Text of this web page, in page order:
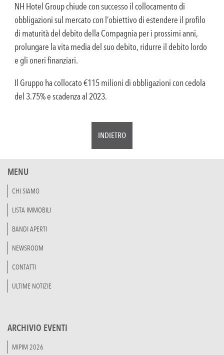
NH Hotel Group chiude con successo il collocamento di
obbligazioni sul mercato con l’obiettivo di estendere il profilo
di maturità del debito della Compagnia per i prossimi anni,
prolungare la vita media del suo debito, ridurre il debito lordo
e gli oneri finanziari.
Il Gruppo ha collocato €115 milioni di obbligazioni con cedola
del 3.75% e scadenza al 2023.
INDIETRO
MENU
CHI SIAMO
LISTA IMMOBILI
BANDI APERTI
NEWSROOM
CONTATTI
ULTIME NOTIZIE
ARCHIVIO EVENTI
MIPIM 2026